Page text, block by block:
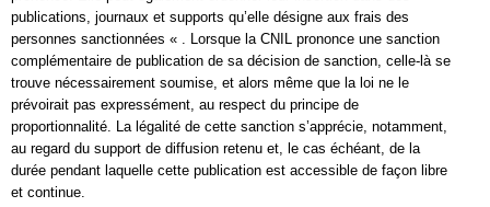
publications, journaux et supports qu’elle désigne aux frais des
personnes sanctionnées « . Lorsque la CNIL prononce une sanction
complémentaire de publication de sa décision de sanction, celle-là se
trouve nécessairement soumise, et alors même que la loi ne le
prévoirait pas expressément, au respect du principe de
proportionnalité. La légalité de cette sanction s’apprécie, notamment,
au regard du support de diffusion retenu et, le cas échéant, de la
durée pendant laquelle cette publication est accessible de façon libre
et continue.